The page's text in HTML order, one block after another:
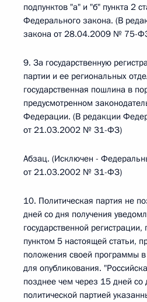
подпунктов "а" и "б" пункта 2
Федерального закона. (В
закона от 28.04.2009 № 75-
9. За государственную
партии и ее региональных
государственная пошлина в
предусмотренном
Федерации. (В редакции
от 21.03.2002 № 31-ФЗ)
Абзац. (Исключен -
от 21.03.2002 № 31-ФЗ)
10. Политическая партия не
дней со дня получения
государственной регистрации,
пунктом 5 настоящей статьи,
положения своей программы в
для опубликования.
позднее чем через 15 дней со
политической партией